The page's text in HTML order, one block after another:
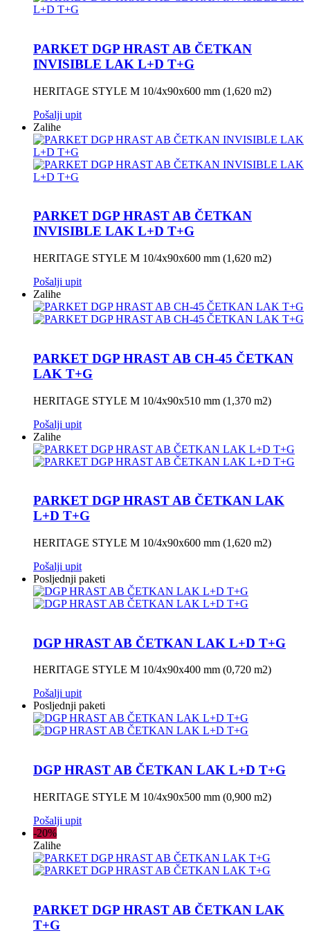
PARKET DGP HRAST AB ČETKAN
INVISIBLE LAK L+D T+G
HERITAGE STYLE M 10/4x90x600 mm (1,620 m2)
Pošalji upit
Zalihe
PARKET DGP HRAST AB ČETKAN
INVISIBLE LAK L+D T+G
HERITAGE STYLE M 10/4x90x600 mm (1,620 m2)
Pošalji upit
Zalihe
PARKET DGP HRAST AB CH-45 ČETKAN
LAK T+G
HERITAGE STYLE M 10/4x90x510 mm (1,370 m2)
Pošalji upit
Zalihe
PARKET DGP HRAST AB ČETKAN LAK
L+D T+G
HERITAGE STYLE M 10/4x90x600 mm (1,620 m2)
Pošalji upit
Posljednji paketi
DGP HRAST AB ČETKAN LAK L+D T+G
HERITAGE STYLE M 10/4x90x400 mm (0,720 m2)
Pošalji upit
Posljednji paketi
DGP HRAST AB ČETKAN LAK L+D T+G
HERITAGE STYLE M 10/4x90x500 mm (0,900 m2)
Pošalji upit
-20%
Zalihe
PARKET DGP HRAST AB ČETKAN LAK
T+G